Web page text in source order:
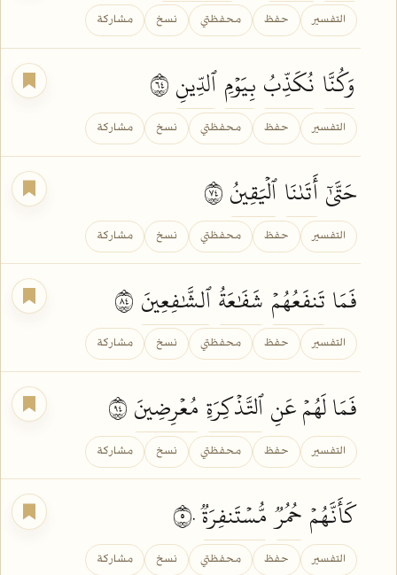
التفسير حفظ محفظتي نسخ مشاركة
وَكُنَّا نُكَذِّبُ بِيَوۡمِ ٱلدِّينِ
التفسير حفظ محفظتي نسخ مشاركة
حَتَّىٰٓأَتَىٰنَاٱلۡيَقِينُ
التفسير حفظ محفظتي نسخ مشاركة
فَمَا تَنفَعُهُمۡ شَفَٰعَةُٱلشَّٰفِعِينَ
التفسير حفظ محفظتي نسخ مشاركة
فَمَا لَهُمۡ عَنِٱلتَّذۡكِرَةِ مُعۡرِضِينَ
التفسير حفظ محفظتي نسخ مشاركة
كَأَنَّهُمۡ حُمُرٞ مُّسۡتَنفِرَةٞ٥٠
التفسير حفظ محفظتي نسخ مشاركة